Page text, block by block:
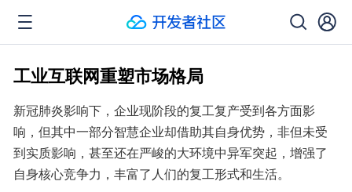
工业互联网重塑市场格局
新冠肺炎影响下，企业现阶段的复工复产受到各方面影
响，但其中一部分智慧企业却借助其自身优势，非但未受
到实质影响，甚至还在严峻的大环境中异军突起，增强了
自身核心竞争力，丰富了人们的复工形式和生活。